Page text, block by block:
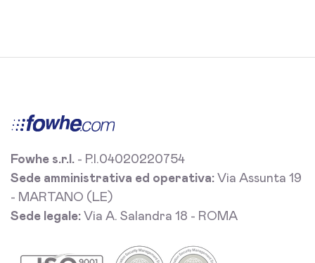
Fowhe s.r.l. - P.I.04020220754
Sede amministrativa ed operativa: Via Assunta 19
- MARTANO (LE)
Sede legale: Via A. Salandra 18 - ROMA